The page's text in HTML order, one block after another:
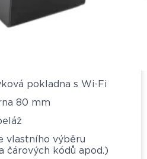
pokladna s Wi-Fi
80 mm
vlastního výběru
čárových kódů apod.)